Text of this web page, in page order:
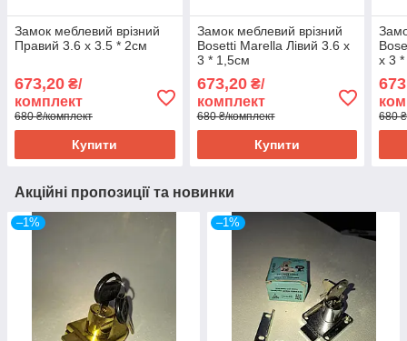
Замок меблевий врізний
Правий 3.6 x 3.5 * 2см
673,20 ₴/
комплект
680 ₴/комплект
Купити
Замок меблевий врізний
Bosetti Marella Лівий 3.6 x
3 * 1,5см
673,20₴/
комплект
680 ₴/комплект
Купити
x 3
680
Акційні пропозиції та новинки
–1% –1%